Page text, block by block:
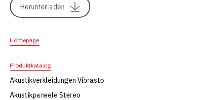
Herunterladen
Homepage
Produktkatalog
Akustikverkleidungen Vibrasto
Akustikpaneele Stereo